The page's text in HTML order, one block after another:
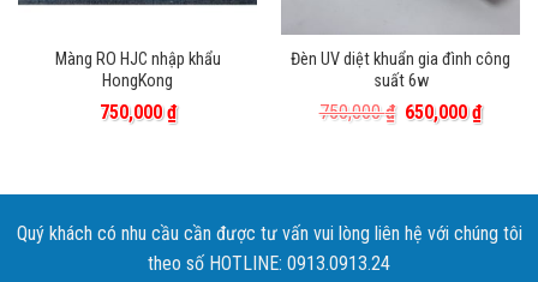
Màng RO HJC nhập khẩu
HongKong
750,000₫
Đèn UV diệt khuẩn gia đình công
suất 6w
750,000₫ Giá
650,000₫Giá
hiện
Quý khách có nhu cầu cần được tư vấn vui lòng liên hệ với chúng tôi
theo số HOTLINE: 0913.0913.24